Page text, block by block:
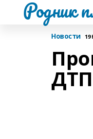
Родник
Новости 19